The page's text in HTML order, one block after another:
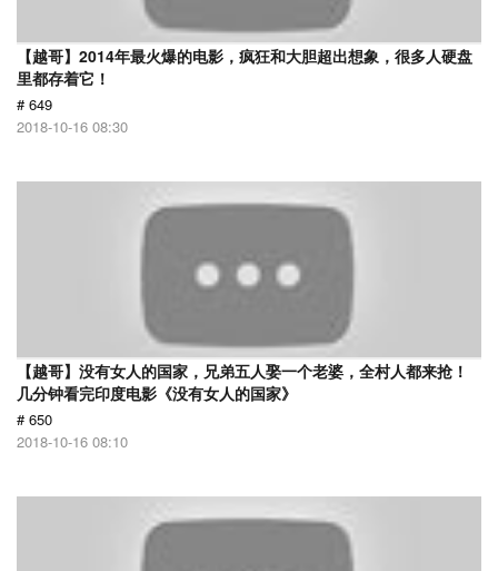
【越哥】2014年最火爆的电影，疯狂和大胆超出想象，很多人硬盘
里都存着它！
# 649
2018-10-16 08:30
【越哥】没有女人的国家，兄弟五人娶一个老婆，全村人都来抢！
几分钟看完印度电影《没有女人的国家》
# 650
2018-10-16 08:10